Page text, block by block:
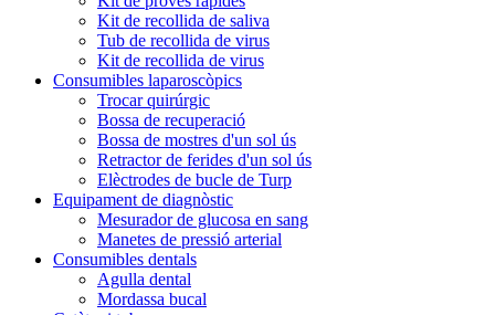
Kit de recollida de saliva
Tub de recollida de virus
Kit de recollida de virus
Consumibles laparoscòpics
Trocar quirúrgic
Bossa de recuperació
Bossa de mostres d'un sol ús
Retractor de ferides d'un sol ús
Elèctrodes de bucle de Turp
Equipament de diagnòstic
Mesurador de glucosa en sang
Manetes de pressió arterial
Consumibles dentals
Agulla dental
Mordassa bucal